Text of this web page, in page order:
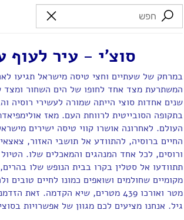
סוצ'י - עיר לעוף
במרחק של שעתיים וחצי טיסה מישראל תגיעו
המשתרעת מצד אחד לחופו של הים השחור ומצד
שנים אחדות סוצי הייתה שמורה לעשירי
העולם. לאחרונה אושרו קווי טיסה ישירים
החיים ברוסיה, להתוודע אל תושבי האזור,
ורוסים, לכל אחד המנהגים והמאכלים שלו.
תתוודעו אל סטלין בקרו בבית הנופש שלו
מטר ואורכו 439 מטרים, שיא הקדמה.
גיל. אנחנו מציעים לכם מגוון של אפשרויות